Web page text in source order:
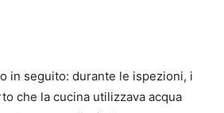
in seguito: durante le ispezioni, i
che la cucina utilizzava acqua